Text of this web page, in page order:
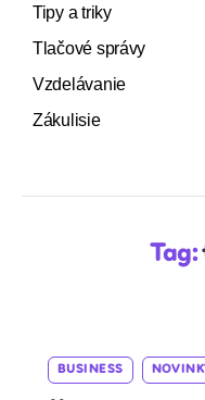
Tipy a triky
Tlačové správy
Vzdelávanie
Zákulisie
Tag:
BUSINESS